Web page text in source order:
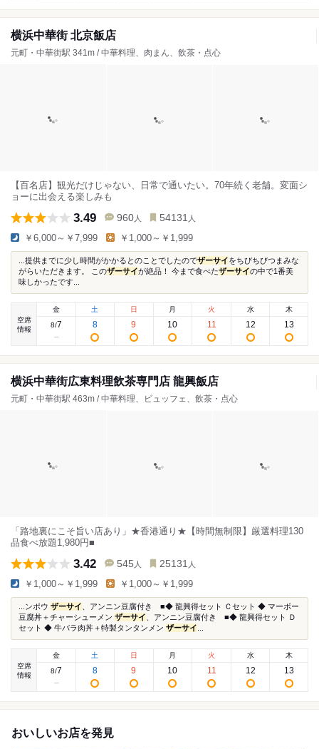
横浜中華街 北京飯店
元町・中華街駅 341m / 中華料理、肉まん、飲茶・点心
【百名店】観光だけじゃない、日常で通いたい。70年続く老舗。変面シ
ョーに出会える楽しみも
3.49 960 人 54131 人
￥6,000～￥7,999 ￥1,000～￥1,999
...提供までに少し時間がかかるとのことでしたのでザーサイをちびちびつまみな
がらいただきます。 このザーサイが絶品！ 今まで食べたザーサイの中で1番美
味しかったです...
空席
情報
金
8/7
土
8
日
9
月
10
火
11
水
12
木
13
横浜中華街広東料理飲茶専門店 龍興飯店
元町・中華街駅 463m / 中華料理、ビュッフェ、飲茶・点心
「路地裏にこそ旨い店あり」★香港通り★【時間無制限】厳選料理130
品食べ放題1,980円■
3.42 545 人 25131 人
￥1,000～￥1,999 ￥1,000～￥1,999
...ンポウ ザーサイ 、アンニン豆腐付き ■◆ 龍興得セット Ｃセット ◆ マーボー
豆腐丼＋チャーシューメン ザーサイ 、アンニン豆腐付き ■◆ 龍興得セット Ｄ
セット ◆ 牛バラ肉丼＋特製タンタンメン ザーサイ
空席
情報
金
8/7
土
8
日
9
月
10
火
11
水
12
木
13
おいしいお店を発見